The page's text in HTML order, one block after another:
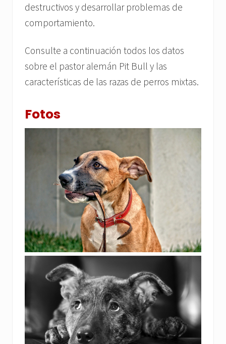
destructivos y desarrollar problemas de
comportamiento.
Consulte a continuación todos los datos
sobre el pastor alemán Pit Bull y las
características de las razas de perros mixtas.
Fotos